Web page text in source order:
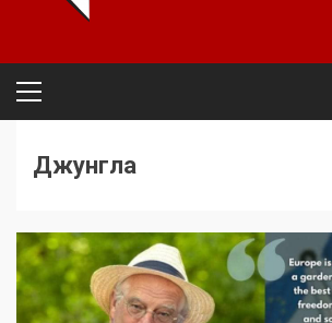
Primary
Джунгла